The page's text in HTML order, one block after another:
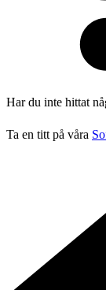
Har du inte hittat
Ta en titt på våra